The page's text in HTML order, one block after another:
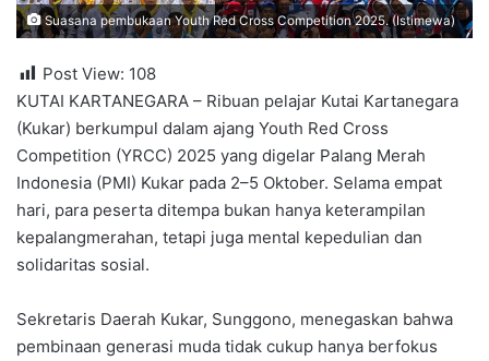
Suasana pembukaan Youth Red Cross Competition 2025. (Istimewa)
Post View: 108
KUTAI KARTANEGARA – Ribuan pelajar Kutai Kartanegara
(Kukar) berkumpul dalam ajang Youth Red Cross
Competition (YRCC) 2025 yang digelar Palang Merah
Indonesia (PMI) Kukar pada 2–5 Oktober. Selama empat
hari, para peserta ditempa bukan hanya keterampilan
kepalangmerahan, tetapi juga mental kepedulian dan
solidaritas sosial.
Sekretaris Daerah Kukar, Sunggono, menegaskan bahwa
pembinaan generasi muda tidak cukup hanya berfokus